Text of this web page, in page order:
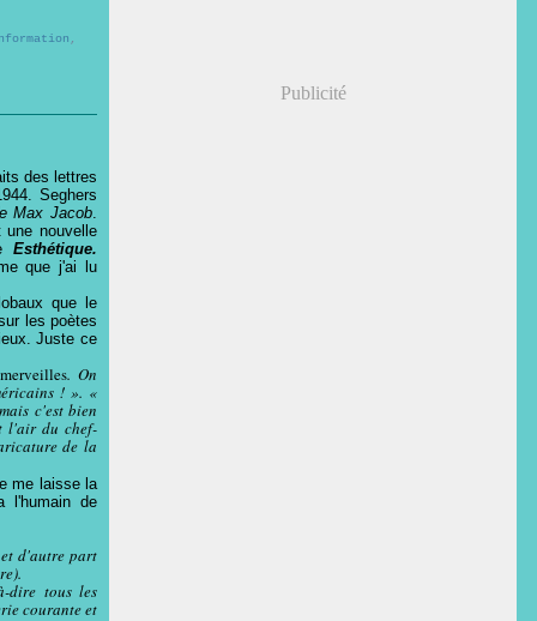
,
des lettres
Seghers
Max Jacob
une nouvelle
Esthétique.
que j'ai lu
que le
les poètes
Juste ce
. On
! ». «
c'est bien
l'air du chef-
de la
me laisse la
l'humain de
d'autre part
dire tous les
courante et
Publicité